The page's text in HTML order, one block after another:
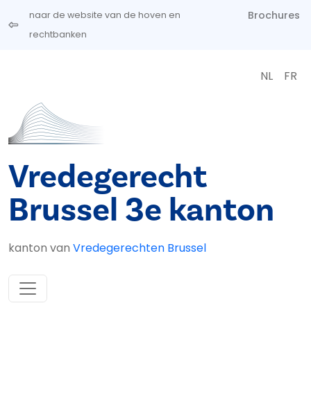
Overslaan en naar de inhoud gaan
naar de website van de hoven en
rechtbanken
Brochures
NL FR
Vredegerecht
Brussel 3e kanton
kanton van Vredegerechten Brussel